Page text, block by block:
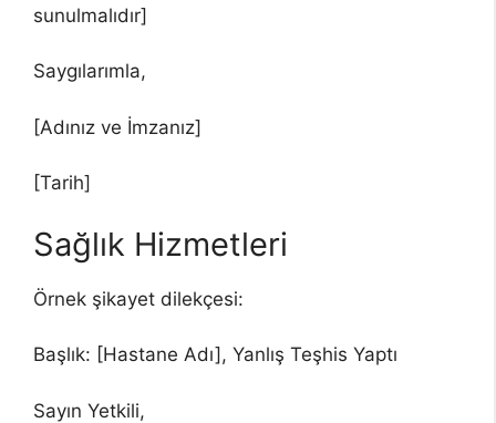
sunulmalıdır]
Saygılarımla,
[Adınız ve İmzanız]
[Tarih]
Sağlık Hizmetleri
Örnek şikayet dilekçesi:
Başlık: [Hastane Adı], Yanlış Teşhis Yaptı
Sayın Yetkili,